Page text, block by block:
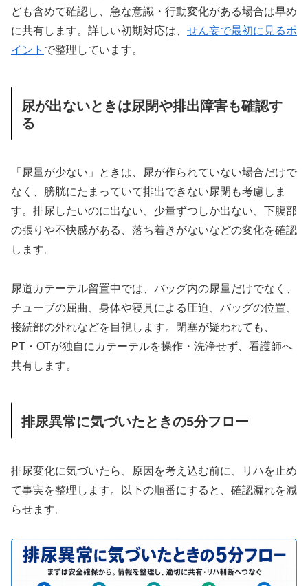
ども含めて確認し、急な意識・行動変化がある場合は早め
に共有します。詳しい初期対応は、 せん妄で最初に見るポ
イント で整理しています。
尿が出ないときは尿閉や排出障害も確認す
る
「尿量が少ない」ときは、尿が作られていない場合だけで
なく、膀胱にたまっていて排出できない尿閉も考慮しま
す。排尿したいのに出ない、少量ずつしか出ない、下腹部
の張りや不快感がある、落ち着きがないなどの変化を確認
します。
尿道カテーテル留置中では、バッグ内の尿量だけでなく、
チューブの屈曲、身体や寝具による圧迫、バッグの位置、
接続部の外れなどを目視します。閉塞が疑われても、
PT・OTが独自にカテーテルを操作・洗浄せず、看護師へ
共有します。
排尿異常に気づいたときの5分フロー
排尿変化に気づいたら、原因を考え込む前に、リハを止め
て事実を整理します。以下の順番にすると、確認漏れを減
らせます。